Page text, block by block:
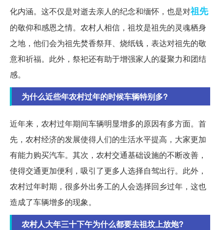
化内涵。这不仅是对逝去亲人的纪念和缅怀，也是对祖先
的敬仰和感恩之情。农村人相信，祖坟是祖先的灵魂栖身
之地，他们会为祖先焚香祭拜、烧纸钱，表达对祖先的敬
意和祈福。此外，祭祀还有助于增强家人的凝聚力和团结
感。
为什么近些年农村过年的时候车辆特别多?
近年来，农村过年期间车辆明显增多的原因有多方面。首
先，农村经济的发展使得人们的生活水平提高，大家更加
有能力购买汽车。其次，农村交通基础设施的不断改善，
使得交通更加便利，吸引了更多人选择自驾出行。此外，
农村过年时期，很多外出务工的人会选择回乡过年，这也
造成了车辆增多的现象。
农村人大年三十下午为什么都要去祖坟上放炮?